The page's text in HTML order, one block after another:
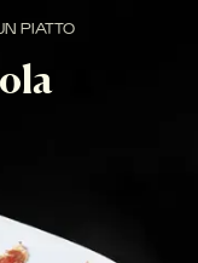
PIATTO